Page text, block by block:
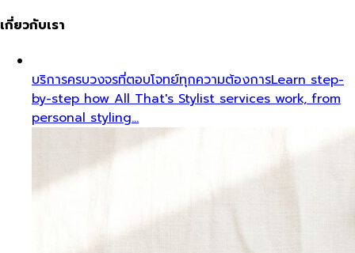
เกี่ยวกับเรา
บริการครบวงจรที่ตอบโจทย์ทุกความต้องการLearn step-
by-step how All That's Stylist services work, from
personal styling…